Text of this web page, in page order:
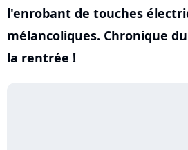
l'enrobant de touches
mélancoliques. Chronique
la rentrée !